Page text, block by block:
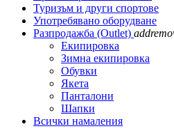
Туризъм и други спортове
Употребявано оборудване
Разпродажба (Outlet) add
Екипировка
Зимна екипировка
Обувки
Якета
Панталони
Шапки
Всички намаления